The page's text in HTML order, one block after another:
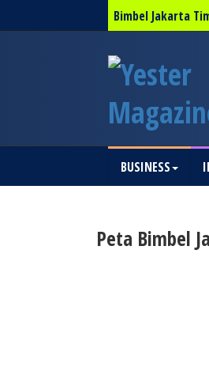
Bimbel Jakarta
BUSINESS
Peta Bimbel